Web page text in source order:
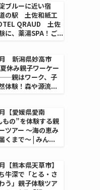
ブルーに近い宿
の駅 土佐和紙工
QRAUD 土佐
に、薬湯SPA！ご...
新潟県妙高市
休み親子ワーケー
親はワーク、子
体験！森や源流...
【愛媛県愛南
もの”を体験する親
ツアー 〜海の恵み
くまで〜 | みん...
【熊本県天草市】
牛深で「とる・さ
う」親子体験ツア